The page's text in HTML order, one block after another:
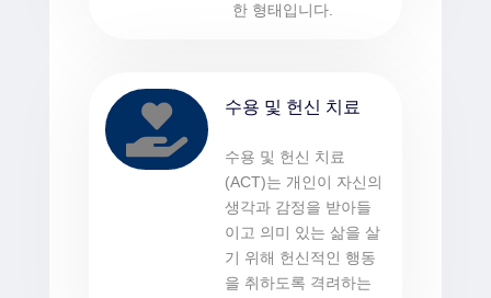
한 형태입니다.
 수용 및 헌신 치료
수용 및 헌신 치료
(ACT)는 개인이 자신의
생각과 감정을 받아들
이고 의미 있는 삶을 살
기 위해 헌신적인 행동
을 취하도록 격려하는